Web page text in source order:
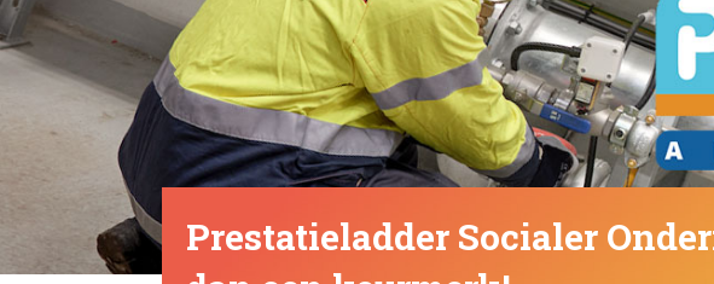
Prestatieladder Socialer